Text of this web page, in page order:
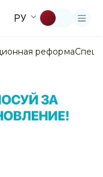
РУ
реформа